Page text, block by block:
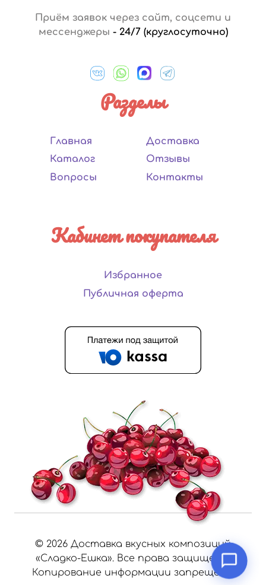
Приём заявок через сайт, соцсети и
мессенджеры - 24/7 (круглосуточно)
Разделы
Главная
Каталог
Вопросы
Доставка
Отзывы
Контакты
Кабинет покупателя
Избранное
Публичная оферта
© 2026 Доставка вкусных композиций
«Сладко-Ешка». Все права защищены.
Копирование информации запрещено.